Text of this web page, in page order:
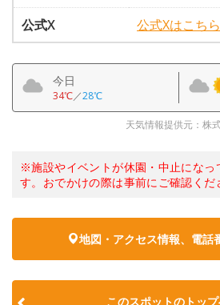
公式X
公式Xはこちら
今日
34℃／28℃
天気情報提供元：株
※施設やイベントが休園・中止になっ
す。おでかけの際は事前にご確認くだ
地図・アクセス情報、電話
このスポットのトッ